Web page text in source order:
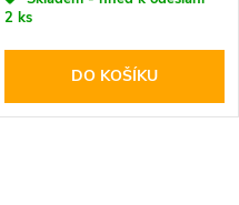
2 ks
DO KOŠÍKU